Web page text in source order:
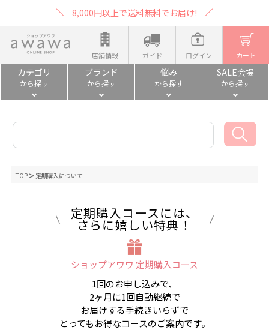
8,000円以上で送料無料でお届け!
店舗情報 ガイド ログイン カート
カテゴリ
から探す
ブランド
から探す
悩み
から探す
SALE会場
から探す
TOP 定期購入について
定期購入コースには、
さらに嬉しい特典！
ショップアワワ 定期購入コース
1回のお申し込みで、
2ヶ月に1回自動継続で
お届けする手続きいらずで
とってもお得なコースのご案内です。